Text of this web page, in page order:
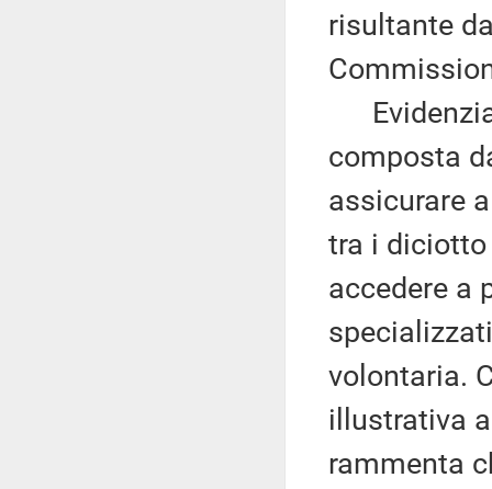
risultante
Evidenzia
composta
assicurare
tra i
accedere a
volontaria.
illustrativa
rammenta